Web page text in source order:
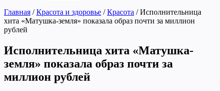
Главная / Красота и здоровье / Красота / Исполнительница
хита «Матушка-земля» показала образ почти за миллион
рублей
Исполнительница хита «Матушка-
земля» показала образ почти за
миллион рублей